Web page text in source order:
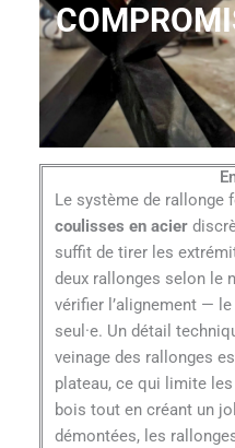
Le système de rallonge
coulisses en acier
suffit de tirer les
deux rallonges selon le
vérifier l’alignement —
seul·e. Un détail
veinage des rallonges
plateau, ce qui limite
bois tout en créant un
démontées, les